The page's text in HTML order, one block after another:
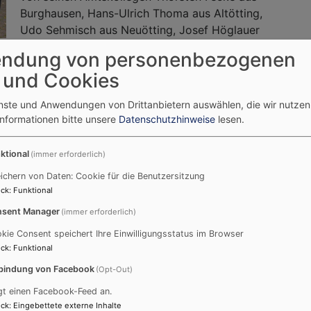
Burghausen, Hans-Ulrich Thoma aus Altötting,
Udo Sehmisch aus Neuötting, Josef Höglauer
und Pater Nelson Parakkadath sowie
Pfarrer Thoma erinnerte anlässlich des
für die deutsche Einheit, bei der das
und Freiheit im Mittelpunkt gestanden habe,
in das
von personenbezogenen
Cookies
und Anwendungen von Drittanbietern auswählen, die wir
bitte unsere Datenschutzhinweise lesen.
(immer erforderlich)
von Daten: Cookie für die Benutzersitzung
: Funktional
Manager (immer erforderlich)
Consent speichert Ihre Einwilligungsstatus im Browser
: Funktional
von Facebook (Opt-Out)
einen Facebook-Feed an.
: Eingebettete externe Inhalte